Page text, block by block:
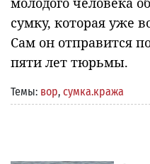
сумку, которая уже
Сам он отправится
пяти лет тюрьмы.
Темы: вор, сумка.кража